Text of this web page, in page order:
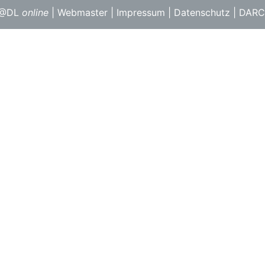
online Webmaster Impressum Datenschutz